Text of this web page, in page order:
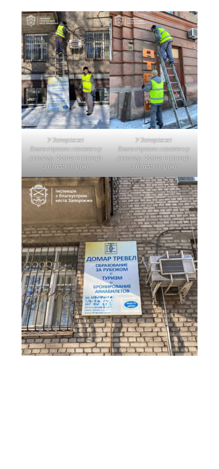
У Запоріжжі
демонтували незаконну
рекламу. Фото: Інспекція
з благоустрою
У Запоріжжі
демонтували незаконну
рекламу. Фото: Інспекція
з благоустрою